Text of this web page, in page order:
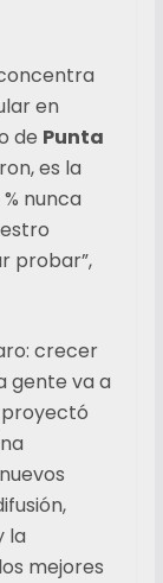
en
de Punta
es la
nunca
probar”,
crecer
gente va a
proyectó
la
mejores